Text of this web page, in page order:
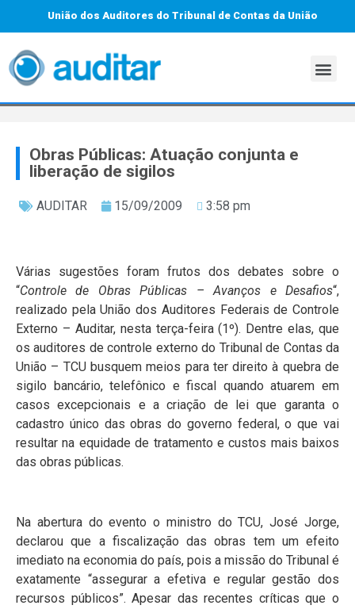
União dos Auditores do Tribunal de Contas da União
Obras Públicas: Atuação conjunta e
liberação de sigilos
AUDITAR 15/09/2009 3:58 pm
Várias sugestões foram frutos dos debates sobre o
“Controle de Obras Públicas – Avanços e Desafios“,
realizado pela União dos Auditores Federais de Controle
Externo – Auditar, nesta terça-feira (1º). Dentre elas, que
os auditores de controle externo do Tribunal de Contas da
União – TCU busquem meios para ter direito à quebra de
sigilo bancário, telefônico e fiscal quando atuarem em
casos excepcionais e a criação de lei que garanta o
cadastro único das obras do governo federal, o que vai
resultar na equidade de tratamento e custos mais baixos
das obras públicas.
Na abertura do evento o ministro do TCU, José Jorge,
declarou que a fiscalização das obras tem um efeito
imediato na economia do país, pois a missão do Tribunal é
exatamente “assegurar a efetiva e regular gestão dos
recursos públicos”. Apesar das recentes críticas que o